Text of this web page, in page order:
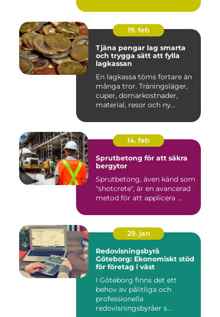
19. feb
Tjäna pengar lag smarta
och trygga sätt att fylla
lagkassan
En lagkassa töms fortare än
många tror. Träningsläger,
cuper, domarkostnader,
material, resor och ny...
14. feb
Sprutbetong för att säkra
bergytor
Sprutbetong, även känd som
"shotcrete", är en avancerad
metod för att applicera ...
29. jan
Redovisningsbyrå
Göteborg: Ekonomiskt stöd
för företag i väst
I Göteborg finns det ett
behov av pålitliga och
professionella
redovisningsbyråer s...